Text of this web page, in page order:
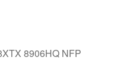
8906HQ NFP